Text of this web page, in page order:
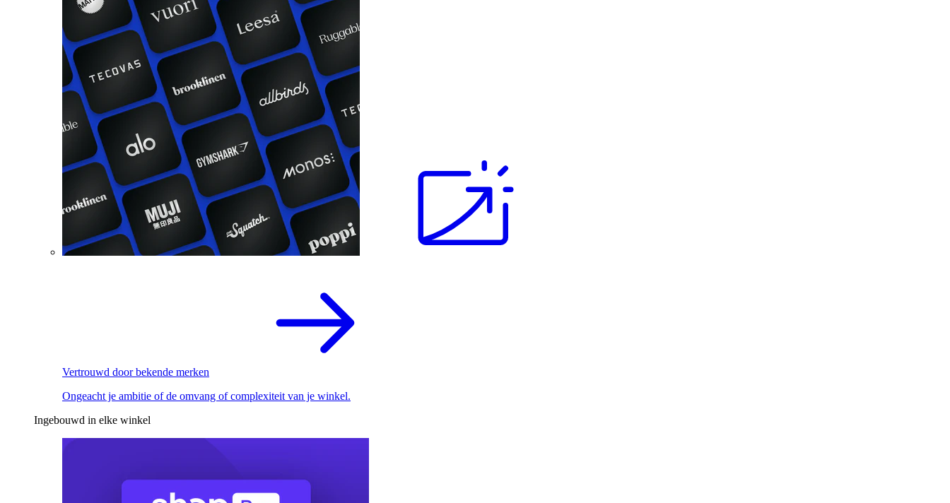
Vertrouwd door bekende merken
Ongeacht je ambitie of de omvang of complexiteit van je winkel.
Ingebouwd in elke winkel